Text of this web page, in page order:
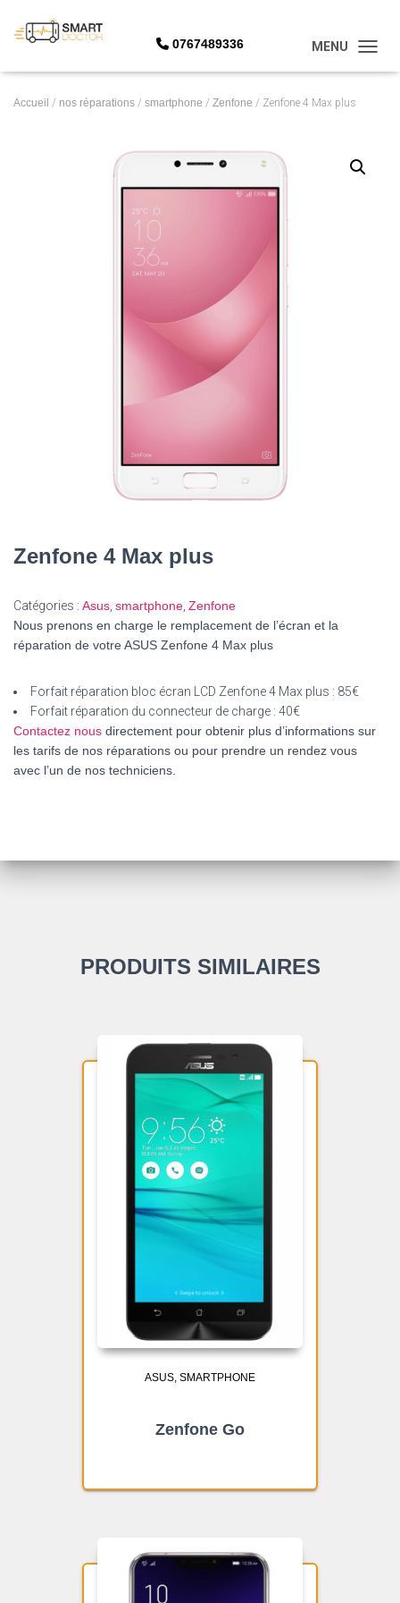
0767489336
Accueil / nos réparations / smartphone / Zenfone / Zenfone 4 Max plus
Zenfone 4 Max plus
Catégories : Asus smartphone Zenfone
Nous prenons en charge le remplacement de l’écran et la
réparation de votre ASUS Zenfone 4 Max plus
Forfait réparation bloc écran LCD Zenfone 4 Max plus : 85€
Forfait réparation du connecteur de charge : 40€
Contactez nous directement pour obtenir plus d’informations sur
les tarifs de nos réparations ou pour prendre un rendez vous
avec l’un de nos techniciens.
PRODUITS SIMILAIRES
ASUS SMARTPHONE
Zenfone Go